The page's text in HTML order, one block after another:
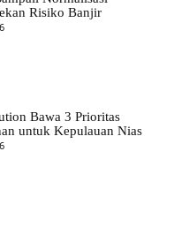
Risiko Banjir
Bawa 3 Prioritas
untuk Kepulauan Nias